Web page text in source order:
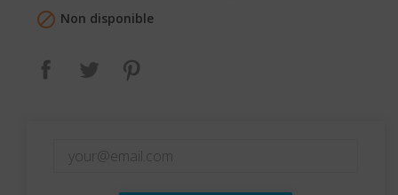
 Non disponible
مشاركة تغريدة